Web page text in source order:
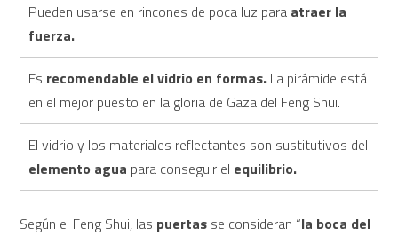
Pueden usarse en rincones de poca luz para atraer la
fuerza.
Es recomendable el vidrio en formas. La pirámide está
en el mejor puesto en la gloria de Gaza del Feng Shui.
El vidrio y los materiales reflectantes son sustitutivos del
elemento agua para conseguir el equilibrio.
Según el Feng Shui, las puertas se consideran “la boca del